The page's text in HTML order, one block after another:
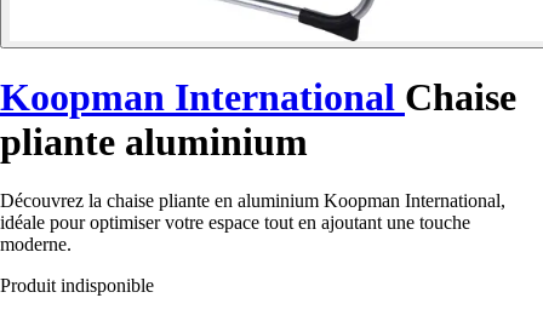
Koopman International Chaise
pliante aluminium
Découvrez la chaise pliante en aluminium Koopman International,
idéale pour optimiser votre espace tout en ajoutant une touche
moderne.
Produit indisponible